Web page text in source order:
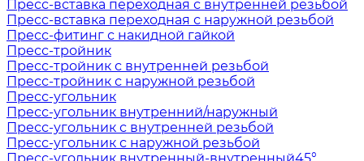
Пресс-вставка переходная с внутренней резьбой
Пресс-вставка переходная с наружной резьбой
Пресс-фитинг с накидной гайкой
Пресс-тройник
Пресс-тройник с внутренней резьбой
Пресс-тройник с наружной резьбой
Пресс-угольник
Пресс-угольник внутренний/наружный
Пресс-угольник с внутренней резьбой
Пресс-угольник с наружной резьбой